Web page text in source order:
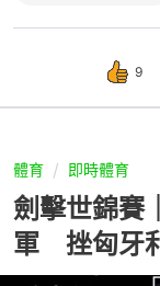
9
體育 即時體育
劍擊世錦賽
軍 挫匈牙